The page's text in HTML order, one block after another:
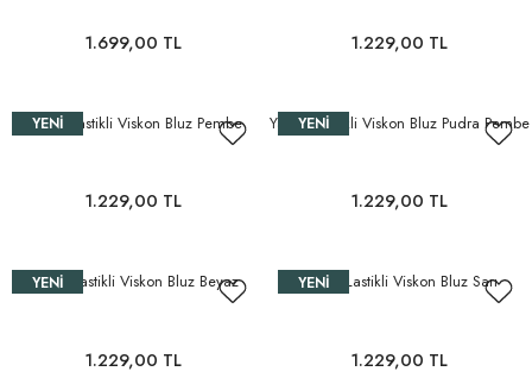
1.699,00 TL 1.229,00 TL
YENI
Yakası Lastikli Viskon Bluz Pembe
1.229,00 TL
YENI
Yakası Lastikli Viskon Bluz Pudra Pembe
1.229,00 TL
YENI
Yakası Lastikli Viskon Bluz Beyaz
1.229,00 TL
YENI
Yakası Lastikli Viskon Bluz Sarı
1.229,00 TL